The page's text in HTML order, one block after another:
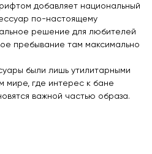
добавляет национальный
по-настоящему
решение для любителей
пребывание там максимально
были лишь утилитарными
мире, где интерес к бане
важной частью образа.